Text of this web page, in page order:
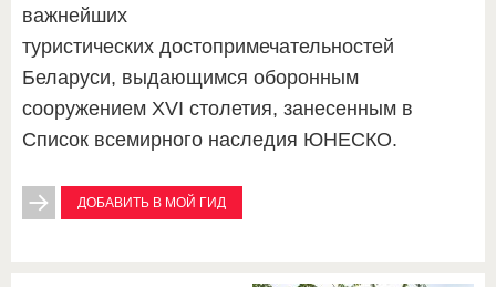
важнейших
туристических достопримечательностей
Беларуси, выдающимся оборонным
сооружением XVI столетия, занесенным в
Список всемирного наследия ЮНЕСКО.
ДОБАВИТЬ В МОЙ ГИД